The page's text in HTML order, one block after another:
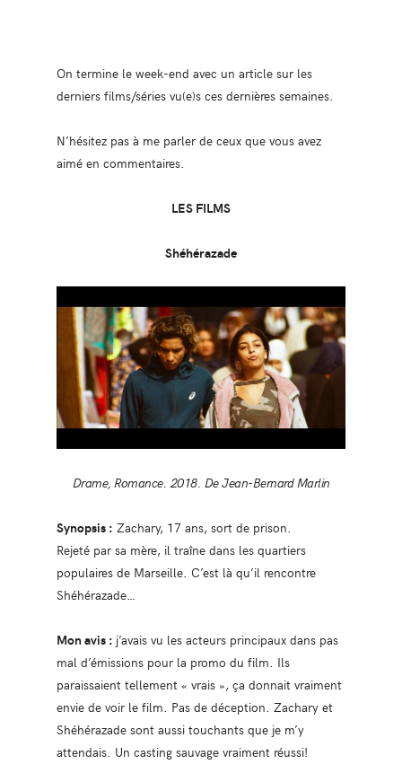
On termine le week-end avec un article sur les
derniers films/séries vu(e)s ces dernières semaines.
N’hésitez pas à me parler de ceux que vous avez
aimé en commentaires.
LES FILMS
Shéhérazade
Drame, Romance. 2018. De Jean-Bernard Marlin
Synopsis : Zachary, 17 ans, sort de prison.
Rejeté par sa mère, il traîne dans les quartiers
populaires de Marseille. C’est là qu’il rencontre
Shéhérazade…
Mon avis : j’avais vu les acteurs principaux dans pas
mal d’émissions pour la promo du film. Ils
paraissaient tellement « vrais », ça donnait vraiment
envie de voir le film. Pas de déception. Zachary et
Shéhérazade sont aussi touchants que je m’y
attendais. Un casting sauvage vraiment réussi!